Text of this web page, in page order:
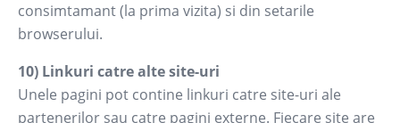
consimtamant (la prima vizita) si din setarile
browserului.
10) Linkuri catre alte site-uri
Unele pagini pot contine linkuri catre site-uri ale
partenerilor sau catre pagini externe. Fiecare site are